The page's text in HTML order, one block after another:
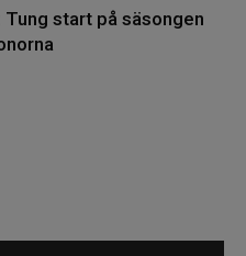
Tung start på säsongen